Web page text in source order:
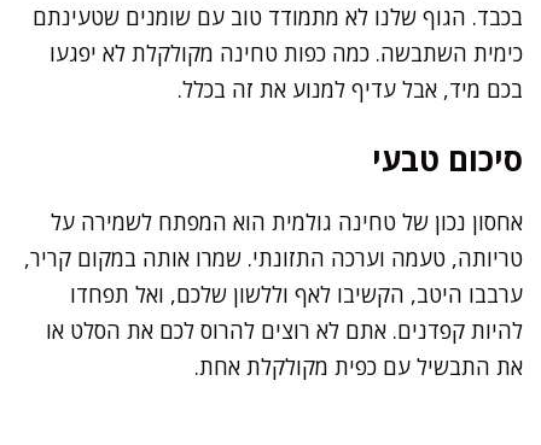
בכבד. הגוף שלנו לא מתמודד טוב עם שומנים שטעינתם
כימית השתבשה. כמה כפות טחינה מקולקלת לא יפגעו
בכם מיד, אבל עדיף למנוע את זה בכלל.
סיכום טבעי
אחסון נכון של טחינה גולמית הוא המפתח לשמירה על
טריותה, טעמה וערכה התזונתי. שמרו אותה במקום קריר,
ערבבו היטב, הקשיבו לאף וללשון שלכם, ואל תפחדו
להיות קפדנים. אתם לא רוצים להרוס לכם את הסלט או
את התבשיל עם כפית מקולקלת אחת.